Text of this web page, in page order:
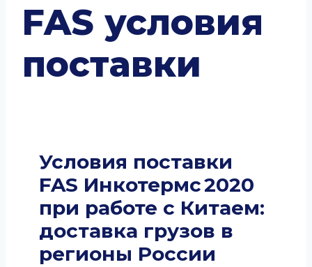
FAS условия
поставки
Условия поставки
FAS Инкотермс 2020
при работе с Китаем:
доставка грузов в
регионы России